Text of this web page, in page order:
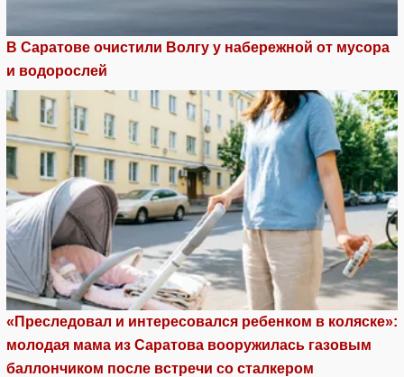
В Саратове очистили Волгу у набережной от мусора
и водорослей
«Преследовал и интересовался ребенком в коляске»:
молодая мама из Саратова вооружилась газовым
баллончиком после встречи со сталкером